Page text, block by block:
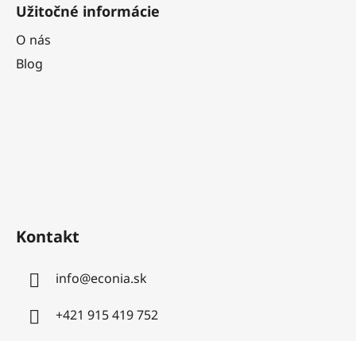
Užitočné informácie
O nás
Blog
Kontakt
info@econia.sk
+421 915 419 752